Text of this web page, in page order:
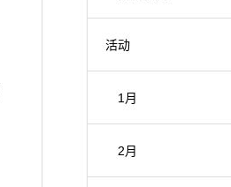
活动
1月
2月